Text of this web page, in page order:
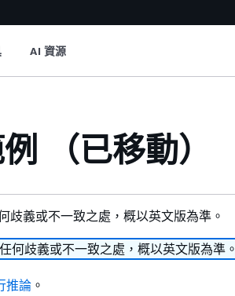
AI 資源
（已移動）
歧義或不一致之處，概以英文版為準。
何歧義或不一致之處，概以英文版為準。
推論 。